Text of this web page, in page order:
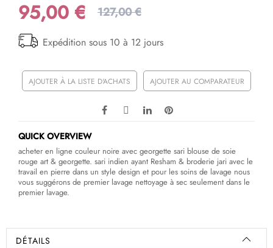
95,00 € 127,00 €
Expédition sous 10 à 12 jours
AJOUTER À LA LISTE D'ACHATS AJOUTER AU COMPARATEUR
QUICK OVERVIEW
acheter en ligne couleur noire avec georgette sari blouse de soie
rouge art & georgette. sari indien ayant Resham & broderie jari avec le
travail en pierre dans un style design et pour les soins de lavage nous
vous suggérons de premier lavage nettoyage à sec seulement dans le
premier lavage.
DÉTAILS